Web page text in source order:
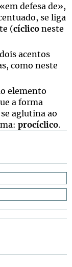
defesa de»,
se liga
(cíclico neste
acentos
como neste
elemento
a forma
aglutina ao
procíclico.